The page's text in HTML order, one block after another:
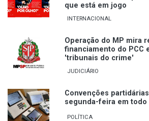
que está em jogo
INTERNACIONAL
Operação do MP mira
financiamento do PCC
'tribunais do crime'
JUDICIÁRIO
Convenções
segunda-feira em todo
POLÍTICA